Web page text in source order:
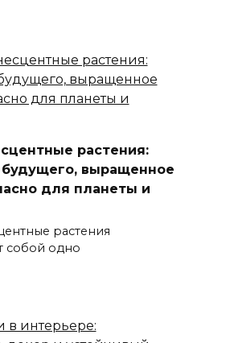
растения:
выращенное
для планеты и
растения
собой одно